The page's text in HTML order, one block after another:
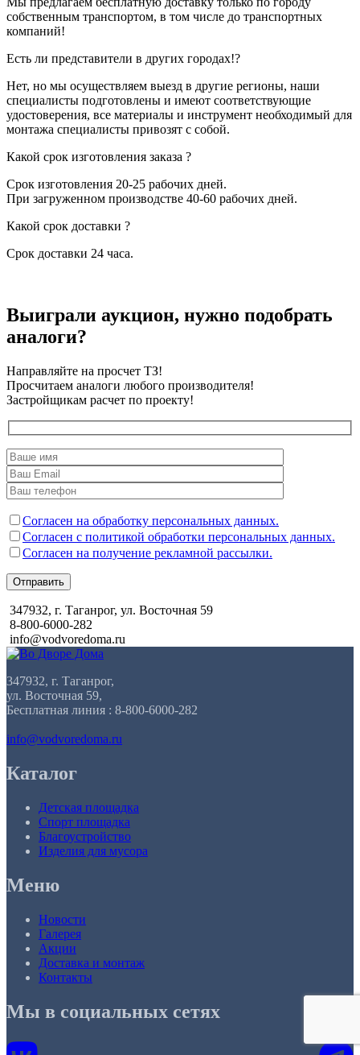
собственным транспортом, в том числе до транспортных
компаний!
Есть ли представители в других городах!?
Нет, но мы осуществляем выезд в другие регионы, наши
специалисты подготовлены и имеют соответствующие
удостоверения, все материалы и инструмент необходимый для
монтажа специалисты привозят с собой.
Какой срок изготовления заказа ?
Срок изготовления 20-25 рабочих дней.
При загруженном производстве 40-60 рабочих дней.
Какой срок доставки ?
Срок доставки 24 часа.
Выиграли аукцион, нужно подобрать
аналоги?
Направляйте на просчет ТЗ!
Просчитаем аналоги любого производителя!
Застройщикам расчет по проекту!
Согласен на обработку персональных данных.
Согласен с политикой обработки персональных данных.
Согласен на получение рекламной рассылки.
Отправить
347932, г. Таганрог, ул. Восточная 59
8-800-6000-282
info@vodvoredoma.ru
347932, г. Таганрог,
ул. Восточная 59,
Бесплатная линия : 8-800-6000-282
info@vodvoredoma.ru
Каталог
Детская площадка
Спорт площадка
Благоустройство
Изделия для мусора
Меню
Новости
Галерея
Акции
Доставка и монтаж
Контакты
Мы в социальных сетях